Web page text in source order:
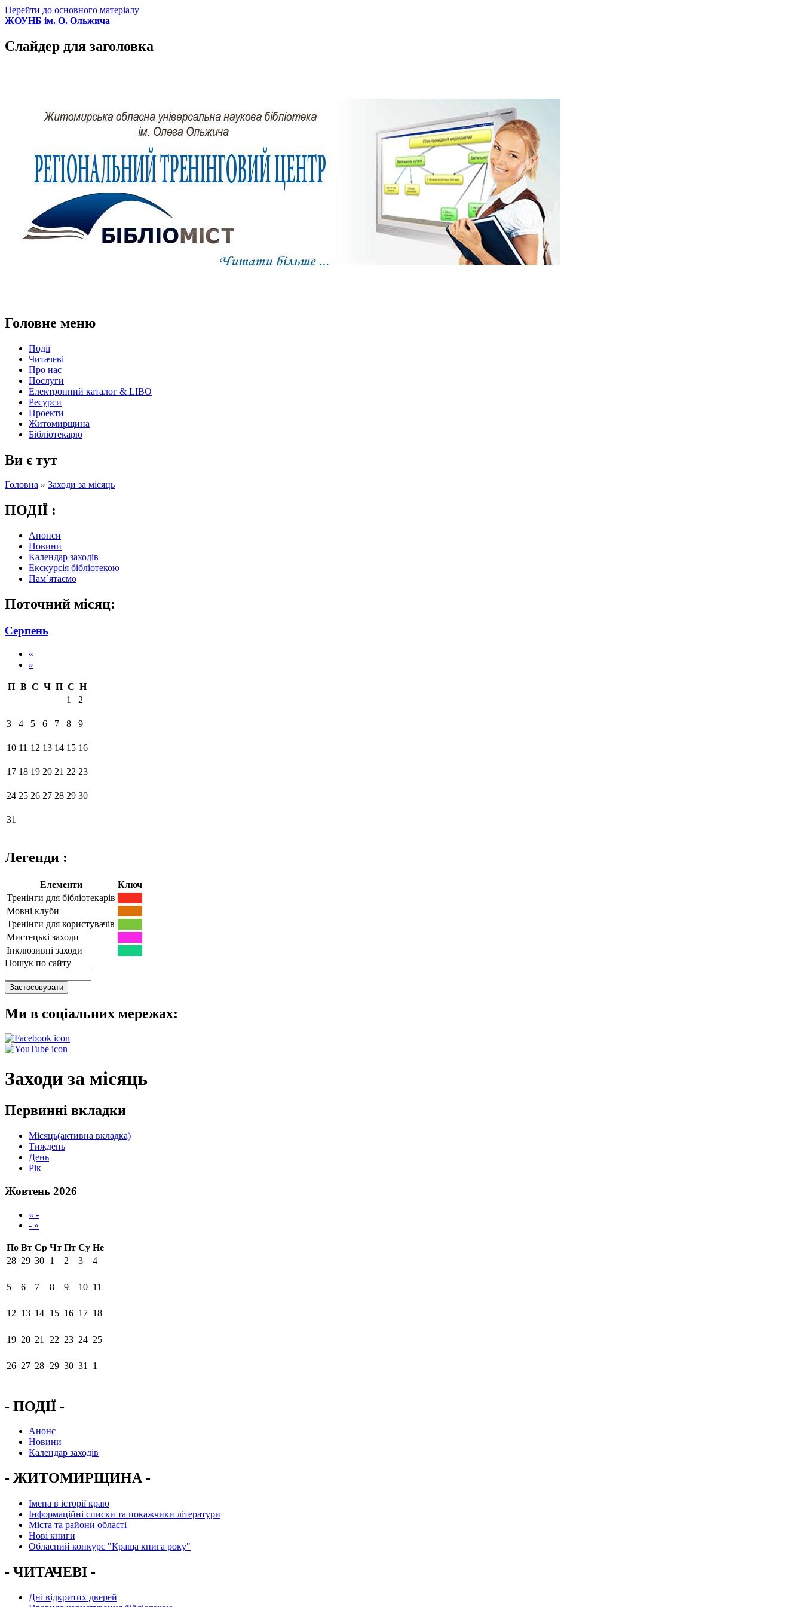
Перейти до основного матеріалу
ЖОУНБ ім. О. Ольжича
Слайдер для заголовка
Головне меню
Події
Читачеві
Про нас
Послуги
Електронний каталог & LIBO
Ресурси
Проекти
Житомирщина
Бібліотекарю
Ви є тут
Головна » Заходи за місяць
ПОДІЇ :
Анонси
Новини
Календар заходів
Екскурсія бібліотекою
Пам`ятаємо
Поточний місяц:
Серпень
«
»
П В С Ч П С Н
1
2
3 4 5 6 7 8 9
10 11 12 13 14 15 16
17 18 19 20 21 22 23
24 25 26 27 28 29 30
31
Легенди :
Елементи
Ключ
Тренінги для бібліотекарів
Мовні клуби
Тренінги для користувачів
Мистецькі заходи
Інклюзивні заходи
Пошук по сайту
Ми в соціальних мережах:
Заходи за місяць
Первинні вкладки
Місяць(активна вкладка)
Тиждень
День
Рік
Жовтень 2026
« -
- »
По Вт Ср Чт Пт Су Не
28 29 30 1 2 3 4
5 6 7 8 9 10 11
12 13 14 15 16 17 18
19 20 21 22 23 24 25
26 27 28 29 30 31 1
- ПОДІЇ -
Анонс
Новини
Календар заходів
- ЖИТОМИРЩИНА -
Імена в історії краю
Інформаційні списки та покажчики літератури
Міста та райони області
Нові книги
Обласний конкурс "Краща книга року"
- ЧИТАЧЕВІ -
Дні відкритих дверей